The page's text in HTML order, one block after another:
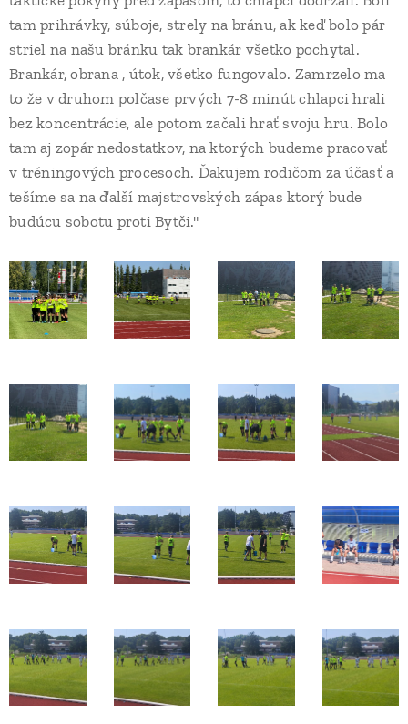
tam prihrávky, súboje, strely na bránu, ak keď bolo pár
striel na našu bránku tak brankár všetko pochytal.
Brankár, obrana , útok, všetko fungovalo. Zamrzelo ma
to že v druhom polčase prvých 7-8 minút chlapci hrali
bez koncentrácie, ale potom začali hrať svoju hru. Bolo
tam aj zopár nedostatkov, na ktorých budeme pracovať
v tréningových procesoch. Ďakujem rodičom za účasť a
tešíme sa na ďalší majstrovských zápas ktorý bude
budúcu sobotu proti Bytči."